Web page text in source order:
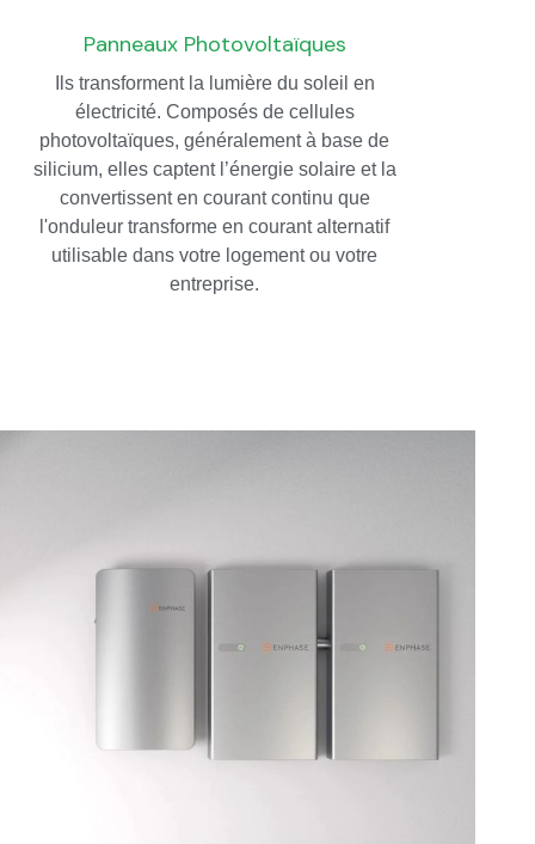
Panneaux Photovoltaïques
Ils transforment la lumière du soleil en
électricité. Composés de cellules
photovoltaïques, généralement à base de
silicium, elles captent l’énergie solaire et la
convertissent en courant continu que
l'onduleur transforme en courant alternatif
utilisable dans votre logement ou votre
entreprise.